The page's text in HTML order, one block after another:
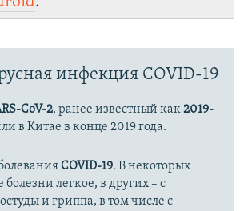
инфекция COVID-19
CoV-2, ранее известный как2019-
в Китае в конце 2019 года.
COVID-19. В некоторых
болезни легкое, в других – с
и гриппа, в том числе с